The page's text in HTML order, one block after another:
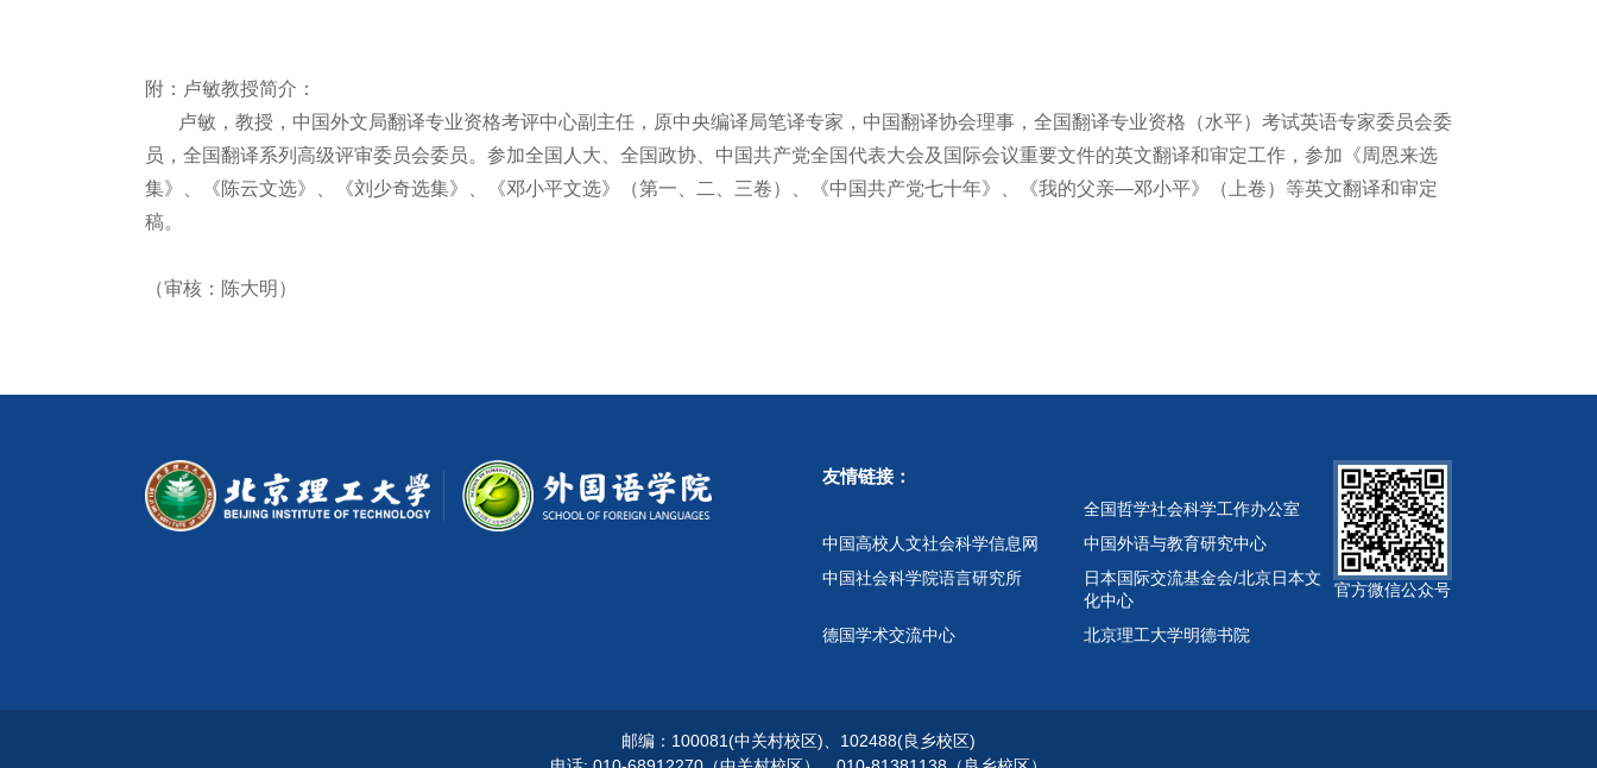
附：卢敏教授简介：
卢敏，教授，中国外文局翻译专业资格考评中心副主任，原中央编译局笔译专家，中国翻译协会理事，全国翻译专业资格（水平）考试英语专家委员会委
员，全国翻译系列高级评审委员会委员。参加全国人大、全国政协、中国共产党全国代表大会及国际会议重要文件的英文翻译和审定工作，参加《周恩来选
集》、《陈云文选》、《刘少奇选集》、《邓小平文选》（第一、二、三卷）、《中国共产党七十年》、《我的父亲—邓小平》（上卷）等英文翻译和审定
稿。
（审核：陈大明）
友情链接：
全国哲学社会科学工作办公室
中国高校人文社会科学信息网
中国外语与教育研究中心
中国社会科学院语言研究所
日本国际交流基金会/北京日本文
化中心
德国学术交流中心
北京理工大学明德书院
官方微信公众号
邮编：100081(中关村校区)、102488(良乡校区)